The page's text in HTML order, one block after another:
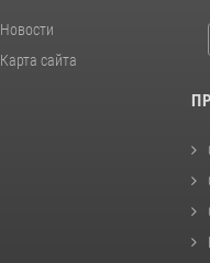
Новости
Карта сайта